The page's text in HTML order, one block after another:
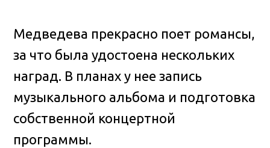
Медведева прекрасно поет романсы,
за что была удостоена нескольких
наград. В планах у нее запись
музыкального альбома и подготовка
собственной концертной
программы.